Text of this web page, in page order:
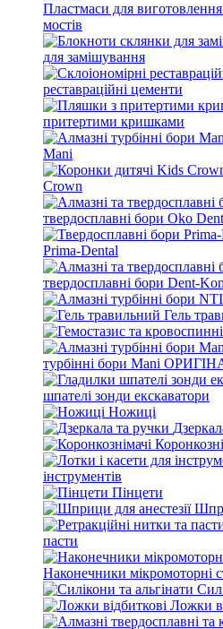
Пластмаси для
мостів
для замішування
реставраційні цементи
притертими кришками
Mani
Crown
твердосплавні бори Oko Dent
Prima-Dental
твердосплавні бори Dent-
Гель
турбінні бори Mani
шпателі зонди екскаватори
Ножиці
інструментів
Пінцети
пасти
Наконечники мікромоторні
Ложки